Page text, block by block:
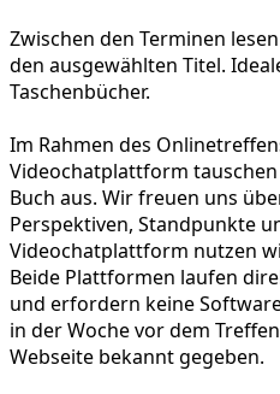
Zwischen den Terminen
den ausgewählten Titel.
Taschenbücher.
Im Rahmen des
Videochatplattform
Buch aus. Wir freuen uns
Perspektiven, Standpunkte
Videochatplattform nutzen
Beide Plattformen laufen
und erfordern keine
in der Woche vor dem
Webseite bekannt gegeben.